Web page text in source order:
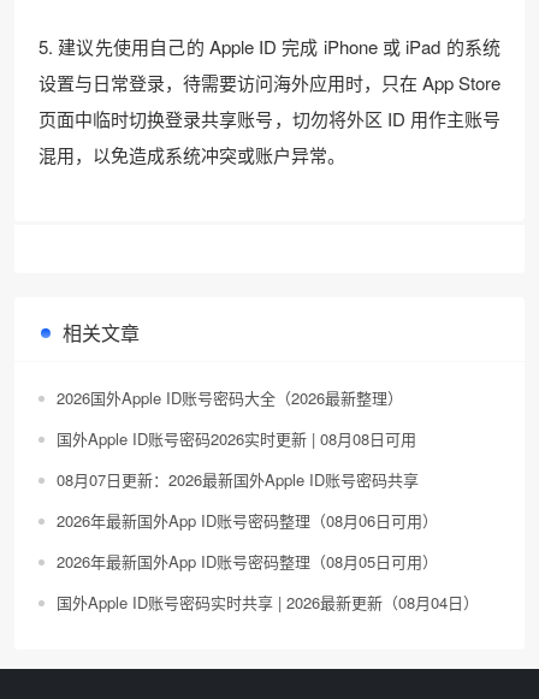
5. 建议先使用自己的 Apple ID 完成 iPhone 或 iPad 的系统
设置与日常登录，待需要访问海外应用时，只在 App Store
页面中临时切换登录共享账号，切勿将外区 ID 用作主账号
混用，以免造成系统冲突或账户异常。
相关文章
2026国外Apple ID账号密码大全（2026最新整理）
国外Apple ID账号密码2026实时更新 | 08月08日可用
08月07日更新：2026最新国外Apple ID账号密码共享
2026年最新国外App ID账号密码整理（08月06日可用）
2026年最新国外App ID账号密码整理（08月05日可用）
国外Apple ID账号密码实时共享 | 2026最新更新（08月04日）